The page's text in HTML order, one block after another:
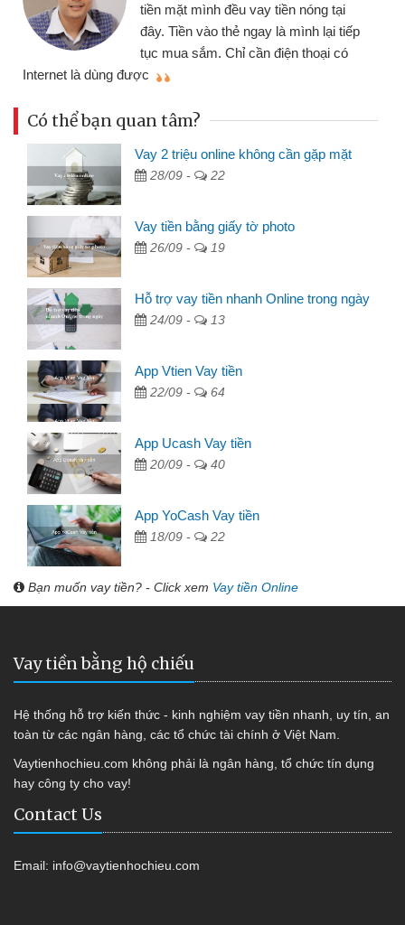
tiền mặt mình đều vay tiền nóng tại
đây. Tiền vào thẻ ngay là mình lại tiếp
tục mua sắm. Chỉ cần điện thoại có
Internet là dùng được
Có thể bạn quan tâm?
Vay 2 triệu online không cần gặp mặt
28/09 - 22
Vay tiền bằng giấy tờ photo
26/09 - 19
Hỗ trợ vay tiền nhanh Online trong ngày
24/09 - 13
App Vtien Vay tiền
22/09 - 64
App Ucash Vay tiền
20/09 - 40
App YoCash Vay tiền
18/09 - 22
Bạn muốn vay tiền? - Click xem Vay tiền Online
Vay tiền bằng hộ chiếu
Hệ thống hỗ trợ kiến thức - kinh nghiệm vay tiền nhanh, uy tín, an
toàn từ các ngân hàng, các tổ chức tài chính ở Việt Nam.
Vaytienhochieu.com không phải là ngân hàng, tổ chức tín dụng
hay công ty cho vay!
Contact Us
Email: info@vaytienhochieu.com